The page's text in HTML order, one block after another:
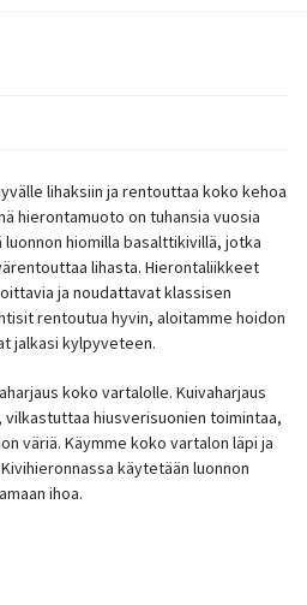
lihaksiin ja rentouttaa koko kehoa
hierontamuoto on tuhansia vuosia
hiomilla basalttikivillä, jotka
lihasta. Hierontaliikkeet
ja noudattavat klassisen
rentoutua hyvin, aloitamme hoidon
jalkasi kylpyveteen.
koko vartalolle. Kuivaharjaus
hiusverisuonien toimintaa,
väriä. Käymme koko vartalon läpi ja
käytetään luonnon
ihoa.